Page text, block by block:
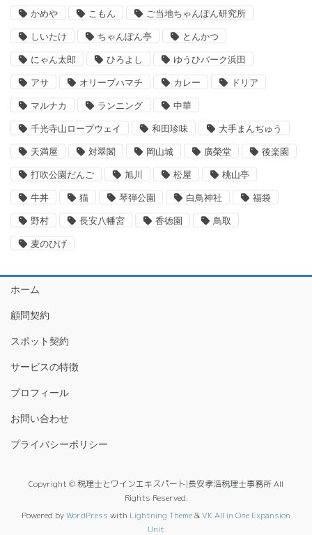
かめや こもん ご当地ちゃんぽん研究所
しいたけ ちゃんぽん亭 とんかつ
にゃん太郎 ひろよし ゆうひパーク浜田
アサ オリーブハマチ カレー ドリア
マルナカ ランニング 中華
千光寺山ロープウェイ 和田珍味 大手まんぢゅう
天満屋 対翠閣 岡山城 廣榮堂 後楽園
打吹公園だんご 旭川 松屋 桃山亭
牛丼 猫 琴弾公園 白鳥神社 福袋
野村 長安八幡宮 香徳園 鳥取
麦のひげ
ホーム
顧問契約
スポット契約
サービスの特徴
プロフィール
お問い合わせ
プライバシーポリシー
Copyright © 税理士とワインエキスパート|長安孝浩税理士事務所 All
Rights Reserved.
Powered byWordPress with Lightning Theme&VK All in One Expansion
Unit